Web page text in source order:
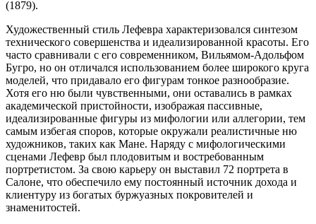
(1879).
Художественный стиль Лефевра характеризовался синтезом
технического совершенства и идеализированной красоты. Его
часто сравнивали с его современником, Вильямом-Адольфом
Бугро, но он отличался использованием более широкого круга
моделей, что придавало его фигурам тонкое разнообразие.
Хотя его ню были чувственными, они оставались в рамках
академической пристойности, изображая пассивные,
идеализированные фигуры из мифологии или аллегории, тем
самым избегая споров, которые окружали реалистичные ню
художников, таких как Мане. Наряду с мифологическими
сценами Лефевр был плодовитым и востребованным
портретистом. За свою карьеру он выставил 72 портрета в
Салоне, что обеспечило ему постоянный источник дохода и
клиентуру из богатых буржуазных покровителей и
знаменитостей.